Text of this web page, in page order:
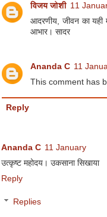
विजय जोशी 11
आदरणीय, जीवन का
आभार। सादर
Ananda C 11
This comment has
Reply
Ananda C 11 January
उत्कृष्ट महोदय। उकसाना सिखाया
Reply
Replies